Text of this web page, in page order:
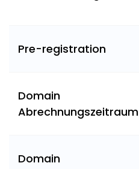
Pre-registration
Domain
Abrechnungszeitraum
Domain